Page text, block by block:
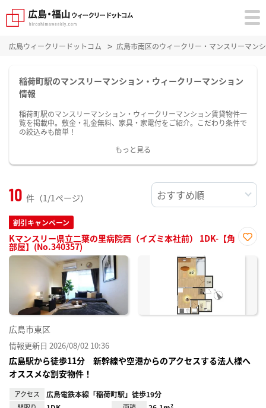
広島ウィークリードットコム 広島市南区のウィークリー・マンスリーマン
稲荷町駅のマンスリーマンション・ウィークリーマンション
情報
稲荷町駅のマンスリーマンション・ウィークリーマンション賃貸物件一
覧を掲載中。敷金・礼金無料、家具・家電付をご紹介。こだわり条件で
の絞込みも簡単！
もっと見る
10 件（1/1ページ）
割引キャンペーン
Kマンスリー県立二葉の里病院西（イズミ本社前） 1DK-【角
部屋】(No.340357)
に入
広島市東区
情報更新日 2026/08/02 10:36
広島駅から徒歩11分 新幹線や空港からのアクセスする法人様へ
オススメな割安物件！
アクセス 広島電鉄本線「稲荷町駅」徒歩19分